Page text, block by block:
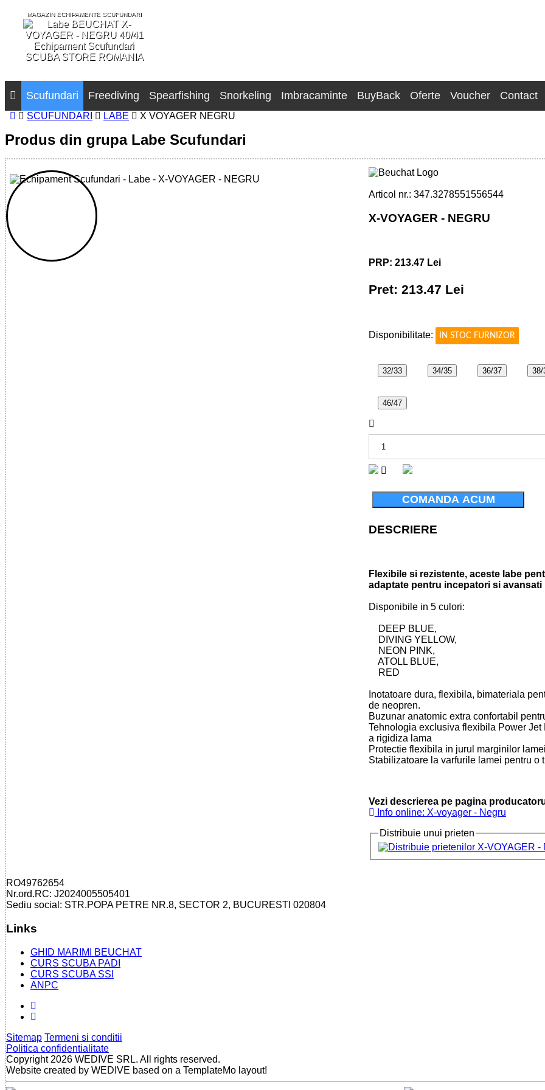
MAGAZIN ECHIPAMENTE SCUFUNDARI
SCUBA STORE ROMANIA
Scufundari Freediving Spearfishing Snorkeling Imbracaminte BuyBack Oferte Voucher Contact
SCUFUNDARI LABE X VOYAGER NEGRU
Produs din grupa Labe Scufundari
32785515565 - X-VOYAGER - BLACK
Articol nr.: 347.3278551556544
X-VOYAGER - NEGRU
PRP: 213.47 Lei
Pret: 213.47 Lei
Disponibilitate:
IN STOC FURNIZOR
32/33 34/35 36/37 38/
46/47
COMANDA ACUM
DESCRIERE
Flexibile si rezistente, aceste labe
adaptate pentru incepatori si avansati
Disponibile in 5 culori:
DEEP BLUE,
DIVING YELLOW,
NEON PINK,
ATOLL BLUE,
RED
Inotatoare dura, flexibila, bimateriala
de neopren.
Buzunar anatomic extra confortabil
Tehnologia exclusiva flexibila Power
a rigidiza lama
Protectie flexibila in jurul marginilor lamei
Stabilizatoare la varfurile lamei pentru o
Vezi descrierea pe pagina
Info online: X-voyager - Negru
Distribuie unui prieten
RO49762654
Nr.ord.RC: J2024005505401
Sediu social: STR.POPA PETRE NR.8, SECTOR 2, BUCURESTI 020804
Links
GHID MARIMI BEUCHAT
CURS SCUBA PADI
CURS SCUBA SSI
ANPC
Sitemap Termeni si conditii
Politica confidentialitate
Copyright 2026 WEDIVE SRL. All rights reserved.
Website created by WEDIVE based on a TemplateMo layout!